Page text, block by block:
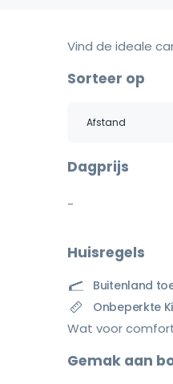
Vind de ideale
Sorteer op
Dagprijs
-
Huisregels
Buitenland
Onbeperkte
Wat voor
Gemak aan